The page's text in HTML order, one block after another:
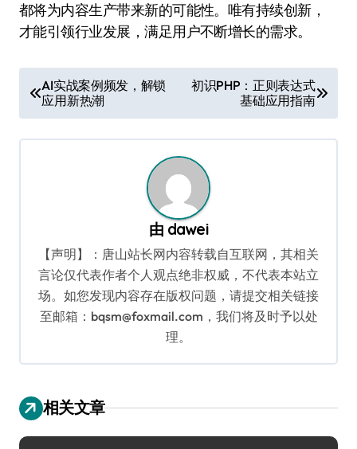
都将为内容生产带来新的可能性。唯有持续创新，
才能引领行业发展，满足用户不断增长的需求。
章
导
AI实战案例频发，解锁
应用新热潮
初识PHP：正则表达式
基础应用指南
由 dawei
【声明】：唐山站长网内容转载自互联网，其相关
言论仅代表作者个人观点绝非权威，不代表本站立
场。如您发现内容存在版权问题，请提交相关链接
至邮箱：bqsm@foxmail.com，我们将及时予以处
理。
相关文章